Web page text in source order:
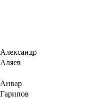
Александр
Аляев
Анвар
Гарипов